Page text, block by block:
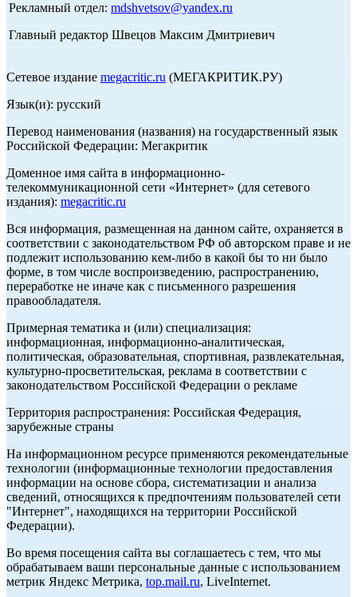
Рекламный отдел: mdshvetsov@yandex.ru
Главный редактор Швецов Максим Дмитриевич
Сетевое издание megacritic.ru (МЕГАКРИТИК.РУ)
Язык(и): русский
Перевод наименования (названия) на государственный язык
Российской Федерации: Мегакритик
Доменное имя сайта в информационно-
телекоммуникационной сети «Интернет» (для сетевого
издания): megacritic.ru
Вся информация, размещенная на данном сайте, охраняется в
соответствии с законодательством РФ об авторском праве и не
подлежит использованию кем-либо в какой бы то ни было
форме, в том числе воспроизведению, распространению,
переработке не иначе как с письменного разрешения
правообладателя.
Примерная тематика и (или) специализация:
информационная, информационно-аналитическая,
политическая, образовательная, спортивная, развлекательная,
культурно-просветительская, реклама в соответствии с
законодательством Российской Федерации о рекламе
Территория распространения: Российская Федерация,
зарубежные страны
На информационном ресурсе применяются рекомендательные
технологии (информационные технологии предоставления
информации на основе сбора, систематизации и анализа
сведений, относящихся к предпочтениям пользователей сети
"Интернет", находящихся на территории Российской
Федерации).
Во время посещения сайта вы соглашаетесь с тем, что мы
обрабатываем ваши персональные данные с использованием
метрик Яндекс Метрика, top.mail.ru, LiveInternet.